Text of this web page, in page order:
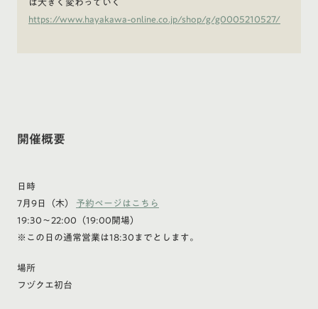
は大きく変わっていく
https://www.hayakawa-online.co.jp/shop/g/g0005210527/
開催概要
日時
7月9日（木） 予約ページはこちら
19:30～22:00（19:00開場）
※この日の通常営業は18:30までとします。
場所
フヅクエ初台